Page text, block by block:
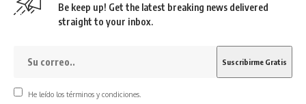
Be keep up! Get the latest breaking news delivered
straight to your inbox.
He leído los términos y condiciones.